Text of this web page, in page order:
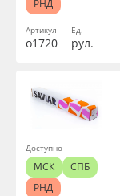
Артикул
о1720
Ед.
рул.
РНД
Доступно
МСК
СПБ
РНД